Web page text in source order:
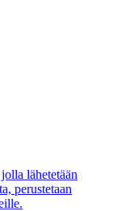
lähetetään
perustetaan